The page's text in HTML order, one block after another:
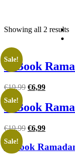
Showing all 2 results
Sale!
E-Book
€19,99 €6,99
Sale!
E-Book
€19,99 €6,99
Sale!
E-Book